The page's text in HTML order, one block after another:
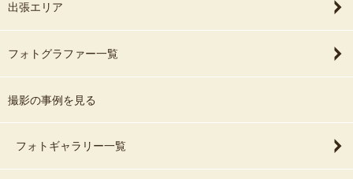
出張エリア
フォトグラファー一覧
撮影の事例を見る
フォトギャラリー一覧